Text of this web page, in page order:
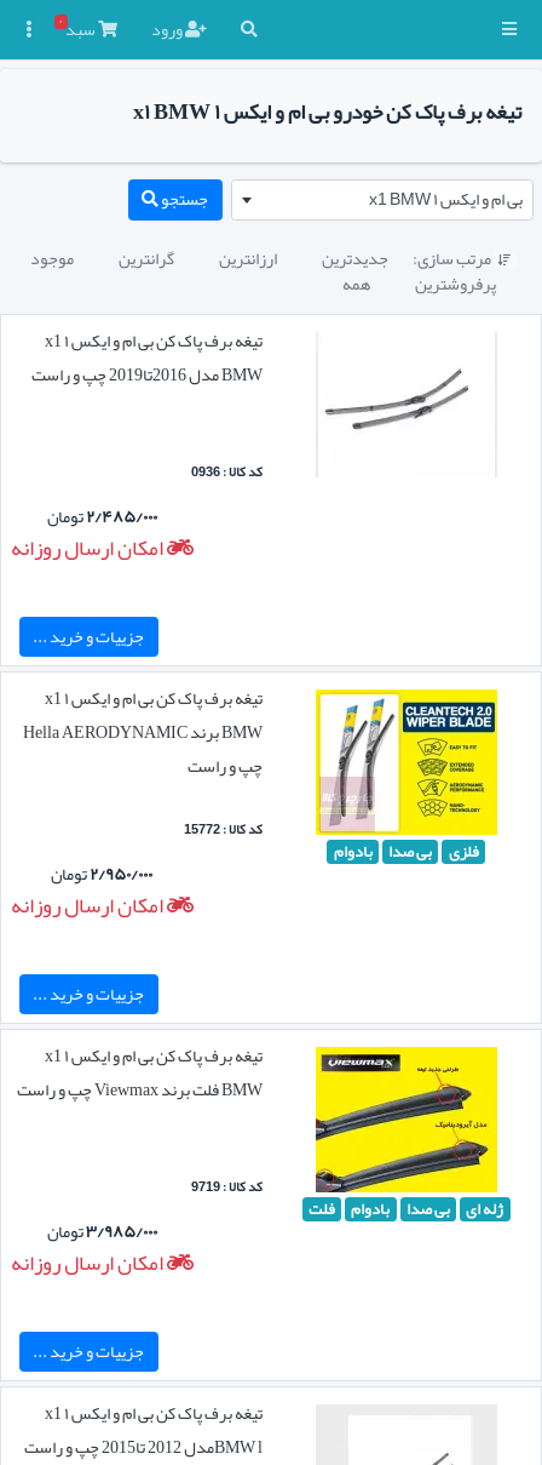
ورود سبد۰
تیغه برف پاک کن خودرو بی ام و ایکس ۱ x۱ BMW
بی ام و ایکس ۱ x1 BMW جستجو
 مرتب سازی: جدیدترین ارزانترین گرانترین موجود
پرفروشترین
همه
تیغه برف پاک کن بی ام و ایکس ۱ x1
BMW مدل 2016تا2019 چپ و راست
کد کالا : 0936
۲/۴۸۵/۰۰۰تومان
امکان ارسال روزانه
جزییات و خرید ...
فلزی بی صدا بادوام
تیغه برف پاک کن بی ام و ایکس ۱ x1
BMW برند Hella AERODYNAMIC
چپ و راست
کد کالا : 15772
۲/۹۵۰/۰۰۰تومان
امکان ارسال روزانه
جزییات و خرید ...
ژله ای بی صدا بادوام فلت
تیغه برف پاک کن بی ام و ایکس ۱ x1
BMW فلت برند Viewmax چپ و راست
کد کالا : 9719
۳/۹۸۵/۰۰۰تومان
امکان ارسال روزانه
جزییات و خرید ...
تیغه برف پاک کن بی ام و ایکس ۱ x1
BMW lمدل 2012 تا2015 چپ و راست